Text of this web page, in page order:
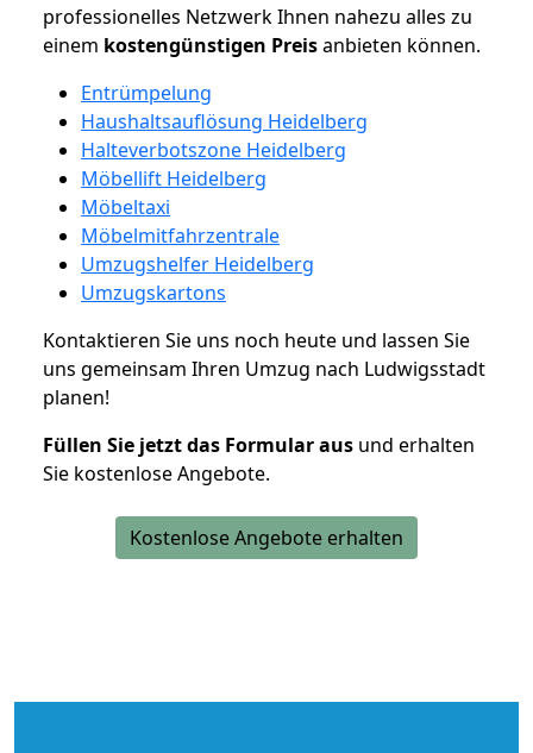
professionelles Netzwerk Ihnen nahezu alles zu
einem kostengünstigen Preisanbieten können.
Entrümpelung
Haushaltsauflösung Heidelberg
Halteverbotszone Heidelberg
Möbellift Heidelberg
Möbeltaxi
Möbelmitfahrzentrale
Umzugshelfer Heidelberg
Umzugskartons
Kontaktieren Sie uns noch heute und lassen Sie
uns gemeinsam Ihren Umzug nach Ludwigsstadt
planen!
Füllen Sie jetzt das Formular aus und erhalten
Sie kostenlose Angebote.
Kostenlose Angebote erhalten